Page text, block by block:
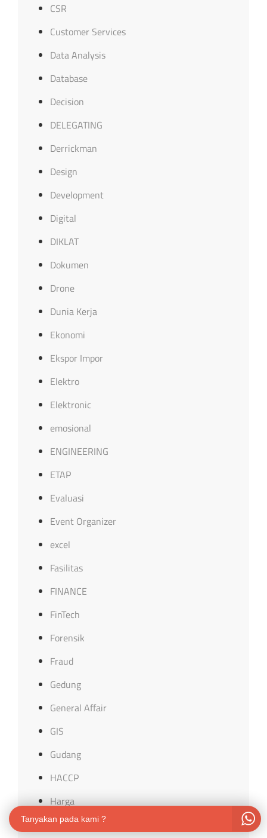
CSR
Customer Services
Data Analysis
Database
Decision
DELEGATING
Derrickman
Design
Development
Digital
DIKLAT
Dokumen
Drone
Dunia Kerja
Ekonomi
Ekspor Impor
Elektro
Elektronic
emosional
ENGINEERING
ETAP
Evaluasi
Event Organizer
excel
Fasilitas
FINANCE
FinTech
Forensik
Fraud
Gedung
General Affair
GIS
Gudang
HACCP
Harga
Hidrologi
Tanyakan pada kami ?